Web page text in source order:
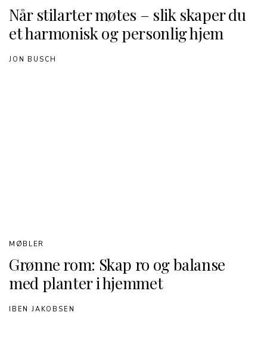
Når stilarter møtes – slik skaper du
et harmonisk og personlig hjem
JON BUSCH
Grønne rom: Skap ro og balanse
med planter i hjemmet
MØBLER
IBEN JAKOBSEN